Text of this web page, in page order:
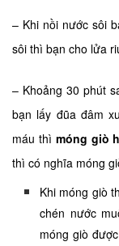
– Khi nồi nước sôi
sôi thì bạn cho lửa
– Khoảng 30 phút
bạn lấy đũa đâm
máu thì móng giò
thì có nghĩa móng
Khi móng giò
chén nước
móng giò